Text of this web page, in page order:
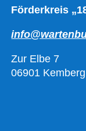
Förderkreis
Zur Elbe 7
06901